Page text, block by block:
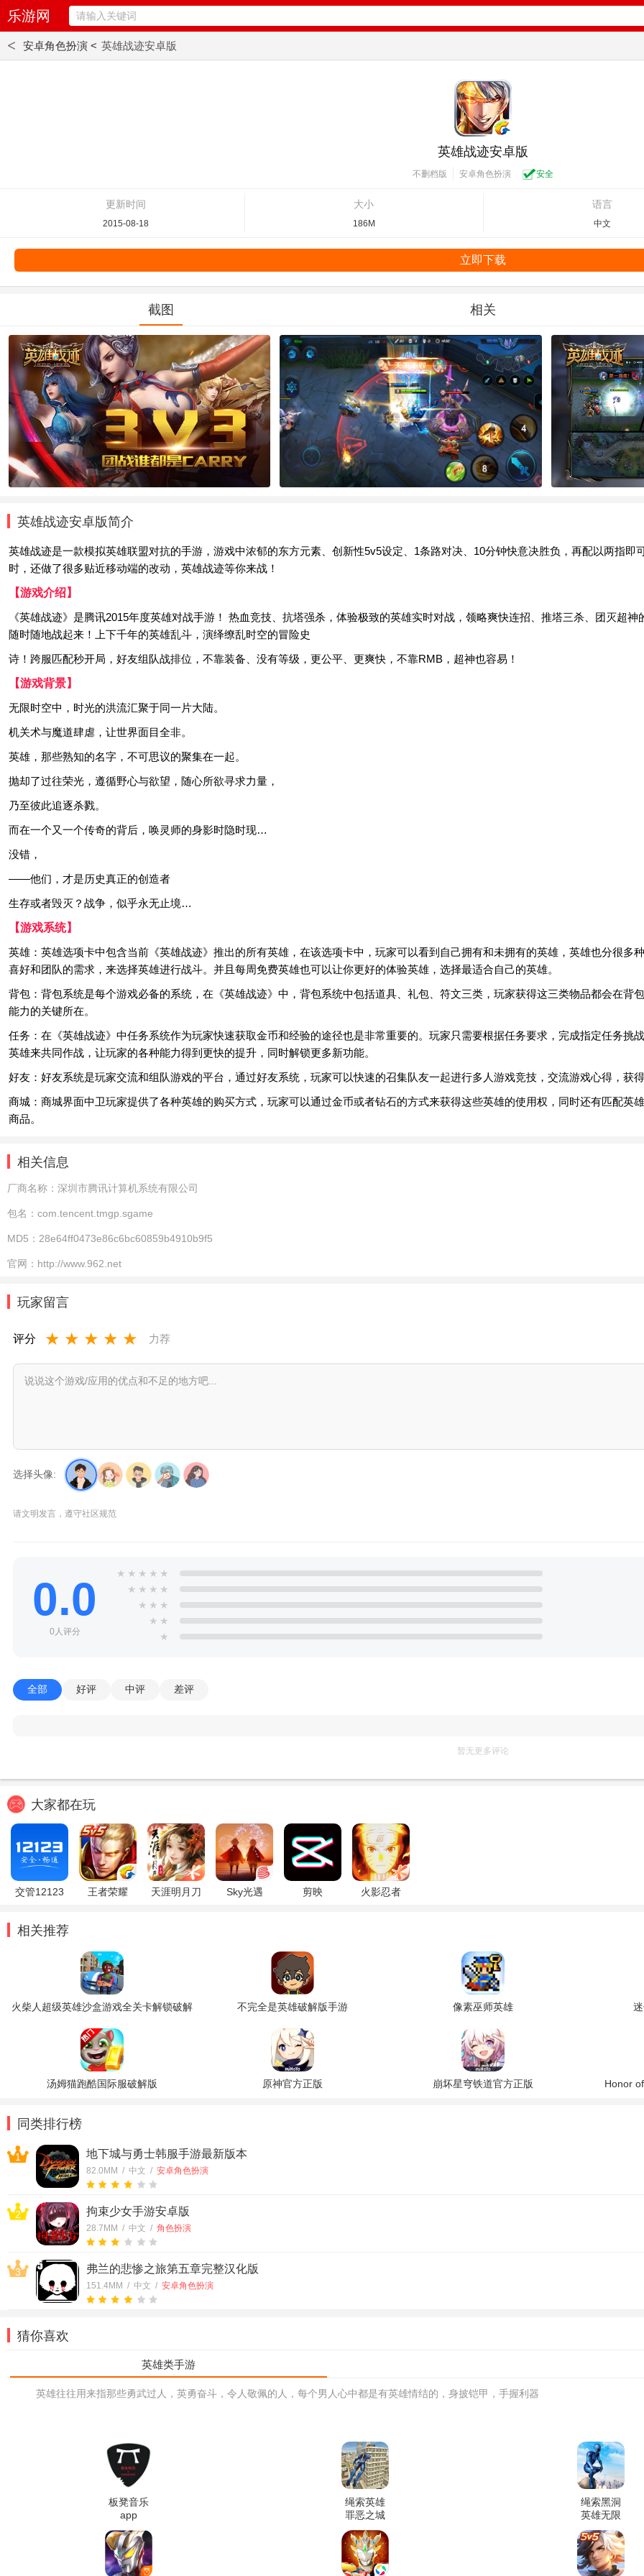
乐游网
< 安卓角色扮演 < 英雄战迹安卓版
英雄战迹安卓版
不删档版 安卓角色扮演 安全
更新时间
2015-08-18
大小
186M
语言
中文
立即下载
截图 相关
英雄战迹安卓版简介
英雄战迹是一款模拟英雄联盟对抗的手游，游戏中浓郁的东方元素、创新性5v5设定、1条路对决、10分钟快意决胜负，再配以两指
时，还做了很多贴近移动端的改动，英雄战迹等你来战！
【游戏介绍】
《英雄战迹》是腾讯2015年度英雄对战手游！ 热血竞技、抗塔强杀，体验极致的英雄实时对战，领略爽快连招、推塔三杀、团灭超
随时随地战起来！上下千年的英雄乱斗，演绎缭乱时空的冒险史
诗！跨服匹配秒开局，好友组队战排位，不靠装备、没有等级，更公平、更爽快，不靠RMB，超神也容易！
【游戏背景】
无限时空中，时光的洪流汇聚于同一片大陆。
机关术与魔道肆虐，让世界面目全非。
英雄，那些熟知的名字，不可思议的聚集在一起。
抛却了过往荣光，遵循野心与欲望，随心所欲寻求力量，
乃至彼此追逐杀戮。
而在一个又一个传奇的背后，唤灵师的身影时隐时现…
没错，
——他们，才是历史真正的创造者
生存或者毁灭？战争，似乎永无止境…
【游戏系统】
英雄：英雄选项卡中包含当前《英雄战迹》推出的所有英雄，在该选项卡中，玩家可以看到自己拥有和未拥有的英雄，英雄也分很多
喜好和团队的需求，来选择英雄进行战斗。并且每周免费英雄也可以让你更好的体验英雄，选择最适合自己的英雄。
背包：背包系统是每个游戏必备的系统，在《英雄战迹》中，背包系统中包括道具、礼包、符文三类，玩家获得这三类物品都会在背
能力的关键所在。
任务：在《英雄战迹》中任务系统作为玩家快速获取金币和经验的途径也是非常重要的。玩家只需要根据任务要求，完成指定任务挑
英雄来共同作战，让玩家的各种能力得到更快的提升，同时解锁更多新功能。
好友：好友系统是玩家交流和组队游戏的平台，通过好友系统，玩家可以快速的召集队友一起进行多人游戏竞技，交流游戏心得，获
商城：商城界面中卫玩家提供了各种英雄的购买方式，玩家可以通过金币或者钻石的方式来获得这些英雄的使用权，同时还有匹配英
商品。
相关信息
厂商名称： 深圳市腾讯计算机系统有限公司
包名： com.tencent.tmgp.sgame
MD5： 28e64ff0473e86c6bc60859b4910b9f5
官网： http://www.962.net
玩家留言
评分 ★ ★ ★ ★ ★ 力荐
选择头像:
请文明发言，遵守社区规范
0.0
0人评分
★ ★ ★ ★ ★
★ ★ ★ ★
★ ★ ★
★ ★
★
全部 好评 中评 差评
暂无更多评论
大家都在玩
交管12123 王者荣耀 天涯明月刀 Sky光遇 剪映 火影忍者
相关推荐
火柴人超级英雄沙盒游戏全关卡解锁破解
不完全是英雄破解版手游 像素巫师英雄
汤姆猫跑酷国际服破解版 原神官方正版 崩坏星穹铁道官方正版 Honor
同类排行榜
1 地下城与勇士韩服手游最新版本
82.0MM / 中文 / 安卓角色扮演
2 拘束少女手游安卓版
28.7MM / 中文 / 角色扮演
3 弗兰的悲惨之旅第五章完整汉化版
151.4MM / 中文 / 安卓角色扮演
猜你喜欢
英雄往往用来指那些勇武过人，英勇奋斗，令人敬佩的人，每个男人心中都是有英雄情结的，身披铠甲，手握利器
板凳音乐
app
绳索英雄
罪恶之城
破解版
绳索黑洞
英雄无限
金币版